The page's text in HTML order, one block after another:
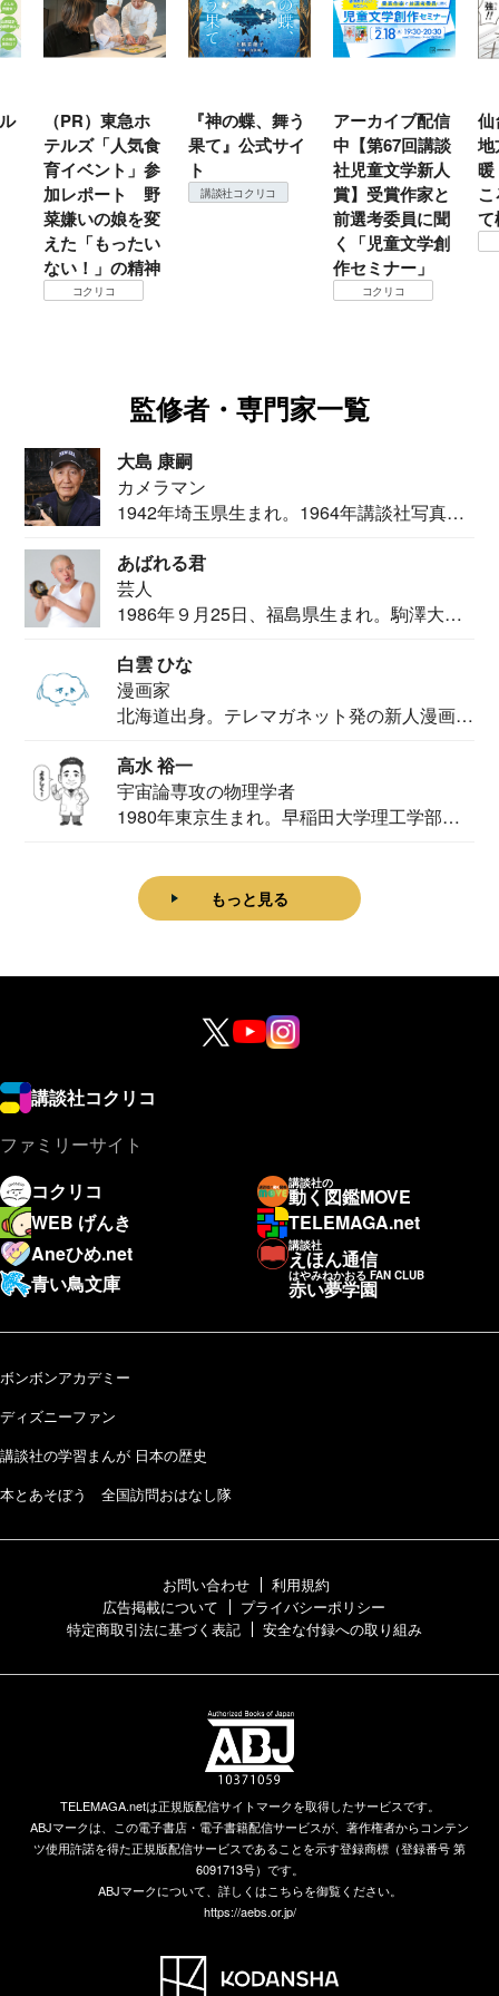
（PR）東急ホ
テルズ「人気食
育イベント」参
加レポート 野
菜嫌いの娘を変
えた「もったい
ない！」の精神
コクリコ
『神の蝶、舞う
果て』公式サイ
ト
講談社コクリコ
アーカイブ配信
中【第67回講談
社児童文学新人
賞】受賞作家と
前選考委員に聞
く「児童文学創
作セミナー」
コクリコ
仙
地
て
監修者・専門家一覧
大島 康嗣
カメラマン
1942年埼玉県生まれ。1964年講談社写真部
あばれる君
芸人
1986年９月25日、福島県生まれ。駒澤大学
白雲 ひな
漫画家
北海道出身。テレマガネット発の新人漫画
高水 裕一
宇宙論専攻の物理学者
1980年東京生まれ。早稲田大学理工学部物
もっと見る
講談社コクリコ
ファミリーサイト
コクリコ
講談社の
動く図鑑MOVE
WEB げんき
TELEMAGA.net
Aneひめ.net
講談社
えほん通信
青い鳥文庫
はやみねかおる FAN CLUB
赤い夢学園
ボンボンアカデミー
ディズニーファン
講談社の学習まんが 日本の歴史
本とあそぼう 全国訪問おはなし隊
お問い合わせ
利用規約
広告掲載について
プライバシーポリシー
特定商取引法に基づく表記
安全な付録への取り組み
TELEMAGA.netは正規版配信サイトマークを取得したサービスです。
ABJマークは、この電子書店・電子書籍配信サービスが、著作権者からコンテン
ツ使用許諾を得た正規版配信サービスであることを示す登録商標（登録番号 第
6091713号）です。
ABJマークについて、詳しくはこちらを御覧ください。
https://aebs.or.jp/